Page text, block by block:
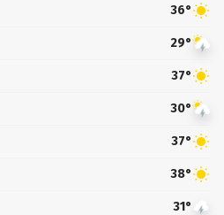
36°
29°
37°
30°
37°
38°
31°